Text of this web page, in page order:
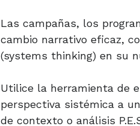
Las campañas, los
cambio narrativo eficaz,
(systems thinking) en su
Utilice la herramienta de
perspectiva sistémica a
de contexto o análisis